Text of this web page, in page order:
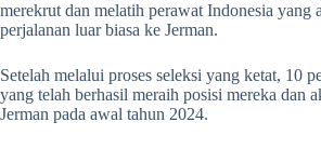
merekrut dan melatih perawat Indonesia yang
perjalanan luar biasa ke Jerman.
Setelah melalui proses seleksi yang ketat, 10
yang telah berhasil meraih posisi mereka dan
Jerman pada awal tahun 2024.